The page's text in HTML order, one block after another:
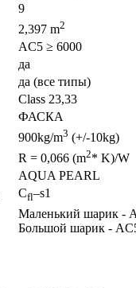
9
2,397 m2
AC5 ≥ 6000
да
да (все типы)
Class 23,33
ФАСКА
900kg/m3 (+/-10kg)
R = 0,066 (m2* K)/W
AQUA PEARL
Cfl–s1
Маленький шарик -
Большой шарик -